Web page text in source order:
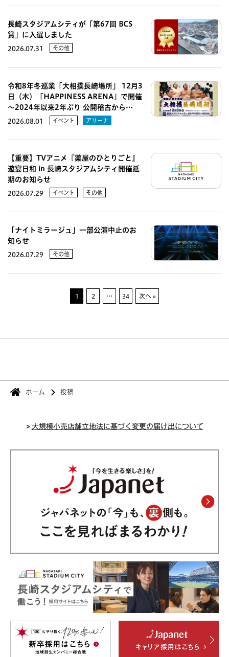
長崎スタジアムシティが「第67回 BCS
賞」に入選しました
2026.07.31 その他
令和8年冬巡業「大相撲長崎場所」 12月3
日（木）「HAPPINESS ARENA」で開催
～2024年以来2年ぶり 公開稽古から…
2026.08.01 イベント アリーナ
【重要】TVアニメ『薬屋のひとりごと』
遊宴日和 in 長崎スタジアムシティ開催延
期のお知らせ
2026.07.29 イベント その他
「ナイトミラージュ」一部公演中止のお
知らせ
2026.07.29 その他
1 2 … 34 次へ »
ホーム 投稿
>大規模小売店舗立地法に基づく変更の届け出について